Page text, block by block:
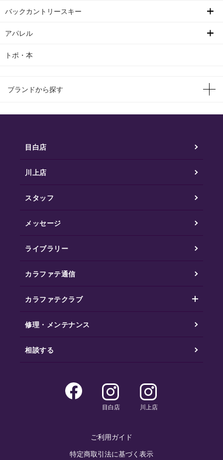
バックカントリースキー
アパレル
トポ・本
ブランドから探す
目白店
川上店
スタッフ
メッセージ
ライブラリー
カラファテ通信
カラファテクラブ
修理・メンテナンス
相談する
目白店 川上店
ご利用ガイド
特定商取引法に基づく表示